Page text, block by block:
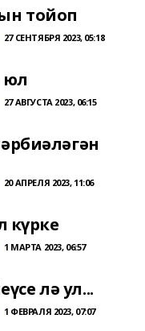
тойоп
27 СЕНТЯБРЯ 2023, 05:18
юл
27 АВГУСТА 2023, 06:15
20 АПРЕЛЯ 2023, 11:06
күрке
1 МАРТА 2023, 06:57
лә ул...
1 ФЕВРАЛЯ 2023, 07:07